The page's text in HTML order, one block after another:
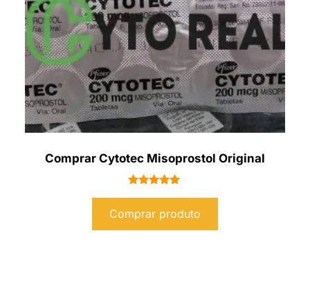
Comprar Cytotec Misoprostol Original
de 5
Comprar produto